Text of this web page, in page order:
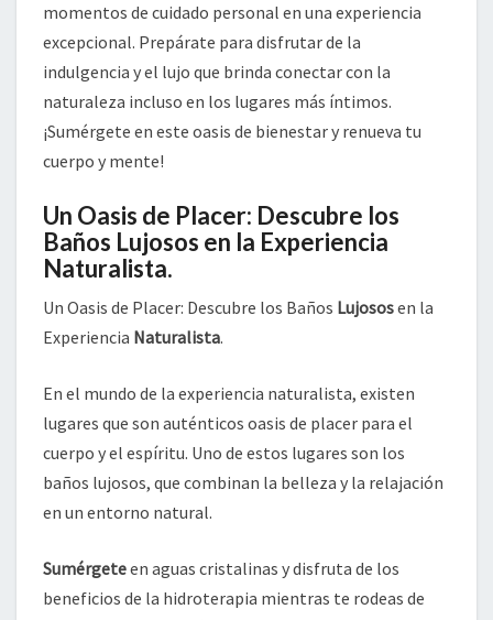
momentos de cuidado personal en una experiencia
excepcional. Prepárate para disfrutar de la
indulgencia y el lujo que brinda conectar con la
naturaleza incluso en los lugares más íntimos.
¡Sumérgete en este oasis de bienestar y renueva tu
cuerpo y mente!
Un Oasis de Placer: Descubre los
Baños Lujosos en la Experiencia
Naturalista.
Un Oasis de Placer: Descubre los Baños Lujososen la
Experiencia Naturalista.
En el mundo de la experiencia naturalista, existen
lugares que son auténticos oasis de placer para el
cuerpo y el espíritu. Uno de estos lugares son los
baños lujosos, que combinan la belleza y la relajación
en un entorno natural.
Sumérgeteen aguas cristalinas y disfruta de los
beneficios de la hidroterapia mientras te rodeas de